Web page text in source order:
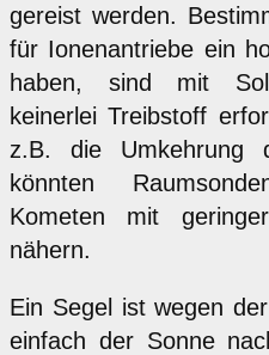
gereist werden.
für Ionenantriebe ein
haben, sind mit
keinerlei Treibstoff
z.B. die Umkehrung
könnten
Kometen mit
nähern.
Ein Segel ist wegen
einfach der Sonne